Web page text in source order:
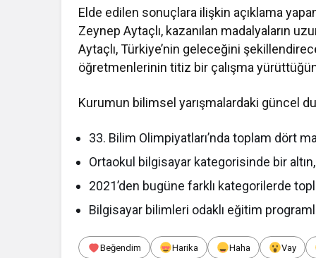
Elde edilen sonuçlara ilişkin açıklama
Zeynep Aytaçlı, kazanılan madalyaların
Aytaçlı, Türkiye’nin geleceğini
öğretmenlerinin titiz bir çalışma
Kurumun bilimsel yarışmalardaki güncel
33. Bilim Olimpiyatları’nda toplam dört
Ortaokul bilgisayar kategorisinde bir
2021’den bugüne farklı kategorilerde
Bilgisayar bilimleri odaklı eğitim
Beğendim Harika Haha Vay